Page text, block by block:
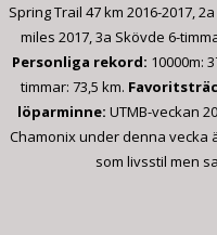
Spring Trail 47 km 2016-2017,
miles 2017, 3a Skövde 6-
Personliga rekord: 10000m:
timmar: 73,5 km.
löparminne: UTMB-veckan
Chamonix under denna vecka
som livsstil men